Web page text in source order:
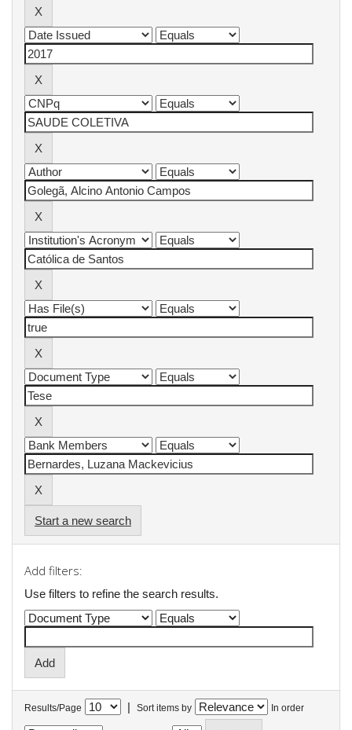
Start a new search
Add filters:
Use filters to refine the search results.
Results/Page | Sort items by In order